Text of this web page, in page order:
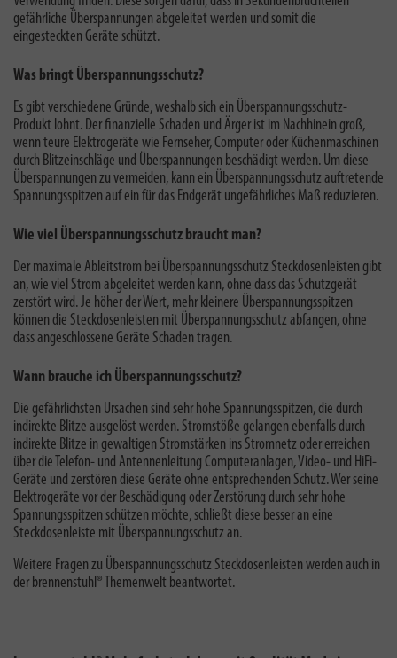
gefährliche Überspannungen abgeleitet werden und somit die
eingesteckten Geräte schützt.
Was bringt Überspannungsschutz?
Es gibt verschiedene Gründe,weshalb sich ein Überspannungsschutz-
Produkt lohnt. Der finanzielle Schaden und Ärger ist im Nachhinein groß,
wenn teure Elektrogeräte wie Fernseher, Computer oder Küchenmaschinen
durch Blitzeinschläge und Überspannungen beschädigt werden. Um diese
Überspannungen zu vermeiden, kann ein Überspannungsschutz auftretende
Spannungsspitzen auf ein für das Endgerät ungefährliches Maß reduzieren.
Wie viel Überspannungsschutz braucht man?
Der maximale Ableitstrom bei Überspannungsschutz Steckdosenleisten gibt
an, wie viel Strom abgeleitet werden kann, ohne dass das Schutzgerät
zerstört wird. Je höher der Wert, mehr kleinere Überspannungsspitzen
können die Steckdosenleisten mit Überspannungsschutz abfangen, ohne
dass angeschlossene Geräte Schaden tragen.
Wann brauche ich Überspannungsschutz?
Die gefährlichsten Ursachen sind sehr hohe Spannungsspitzen, die durch
indirekte Blitze ausgelöst werden. Stromstöße gelangen ebenfalls durch
indirekte Blitze in gewaltigen Stromstärken ins Stromnetz oder erreichen
über die Telefon- und Antennenleitung Computeranlagen, Video- und HiFi-
Geräte und zerstören diese Geräte ohne entsprechenden Schutz. Wer seine
Elektrogeräte vor der Beschädigung oder Zerstörung durch sehr hohe
Spannungsspitzen schützen möchte, schließt diese besser an eine
Steckdosenleiste mit Überspannungsschutz an.
Weitere Fragen zu Überspannungsschutz Steckdosenleisten werden auch in
der brennenstuhl® Themenwelt beantwortet.